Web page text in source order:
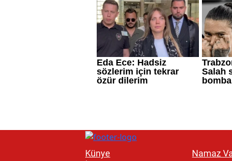
Künye
Namaz